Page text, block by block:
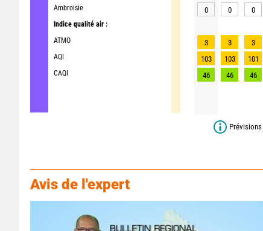
Ambroisie
Indice qualité air :
ATMO
AQI
CAQI
0
0 0
3 3 3
103
103 101
46
46 46
Avis de l'expert